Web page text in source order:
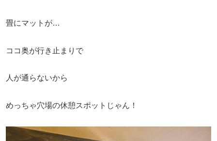
畳にマットが…
ココ奥が行き止まりで
人が通らないから
めっちゃ穴場の休憩スポットじゃん！